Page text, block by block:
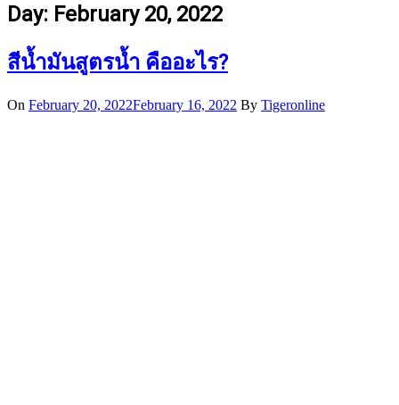
Day: February 20, 2022
สีน้ำมันสูตรน้ำ คืออะไร?
On February 20, 2022February 16, 2022 By Tigeronline